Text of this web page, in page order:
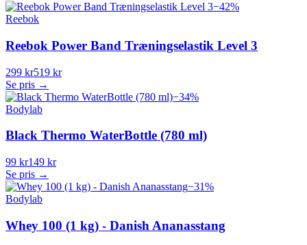
−42%
Reebok
Reebok Power Band Træningselastik Level 3
299 kr519 kr
Se pris →
−34%
Bodylab
Black Thermo WaterBottle (780 ml)
99 kr149 kr
Se pris →
−31%
Bodylab
Whey 100 (1 kg) - Danish Ananasstang